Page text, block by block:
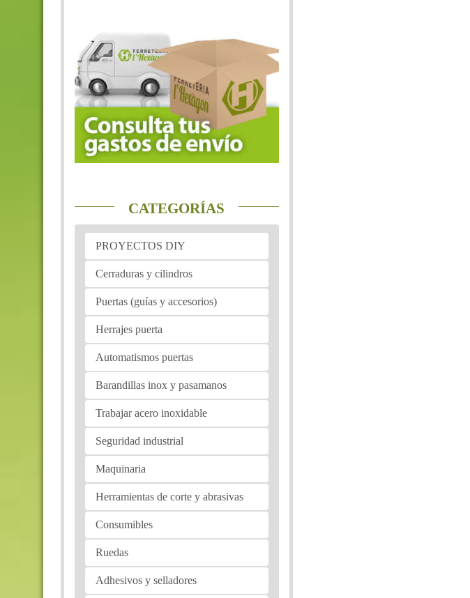
CATEGORÍAS
PROYECTOS DIY
Cerraduras y cilindros
Puertas (guías y accesorios)
Herrajes puerta
Automatismos puertas
Barandillas inox y pasamanos
Trabajar acero inoxidable
Seguridad industrial
Maquinaria
Herramientas de corte y abrasivas
Consumibles
Ruedas
Adhesivos y selladores